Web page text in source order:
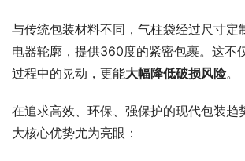
与传统包装材料不同，气柱袋经过尺寸定
电器轮廓，提供360度的紧密包裹。这不
过程中的晃动，更能大幅降低破损风险。
在追求高效、环保、强保护的现代包装趋
大核心优势尤为亮眼：